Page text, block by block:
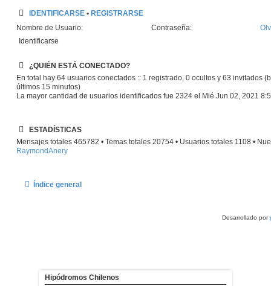
IDENTIFICARSE • REGISTRARSE
Nombre de Usuario: Contraseña:
¿QUIÉN ESTÁ CONECTADO?
En total hay 64 usuarios conectados :: 1 registrado, 0 ocultos y 63 invitados
últimos 15 minutos)
La mayor cantidad de usuarios identificados fue 2324 el Mié Jun 02, 2021
ESTADÍSTICAS
Mensajes totales 465782 • Temas totales 20754 • Usuarios totales 1108 •
RaymondAnery
Índice general
Desarrollado por
Hipódromos Chilenos